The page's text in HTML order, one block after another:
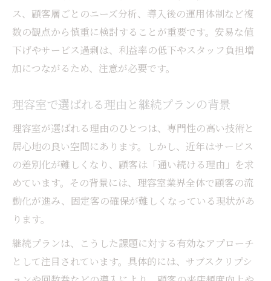
理容室のリピート率向上術を徹底解説
理容室のリピート率を高める接客マニュア
ル
理容室ならではの再来店促進テクニック
月間売上アップへ繋がるリピート戦略を実
理容室の失客率を減らすカウンセリング術
リピートにつながる理容室の印象向上法
顧客の信頼を生む理容室継続プランの魅力
理容室継続プランで顧客満足度を高める方
理容室の信頼構築がリピート率向上に直結
継続利用で深まる理容室と顧客の関係性
ス、顧客層ごとのニーズ分析、導入後の運用体制など複
数の観点から慎重に検討することが重要です。安易な値
下げやサービス過剰は、利益率の低下やスタッフ負担増
加につながるため、注意が必要です。
理容室で選ばれる理由と継続プランの背景
理容室が選ばれる理由のひとつは、専門性の高い技術と
居心地の良い空間にあります。しかし、近年はサービス
の差別化が難しくなり、顧客は「通い続ける理由」を求
めています。その背景には、理容室業界全体で顧客の流
動化が進み、固定客の確保が難しくなっている現状があ
ります。
継続プランは、こうした課題に対する有効なアプローチ
として注目されています。具体的には、サブスクリプシ